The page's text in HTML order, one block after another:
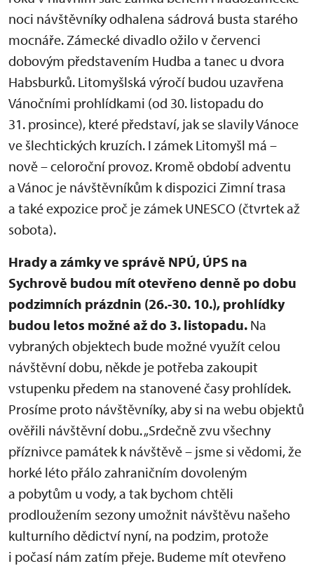
noci návštěvníky odhalena sádrová busta starého
mocnáře. Zámecké divadlo ožilo v červenci
dobovým představením Hudba a tanec u dvora
Habsburků. Litomyšlská výročí budou uzavřena
Vánočními prohlídkami (od 30. listopadu do
31. prosince), které představí, jak se slavily Vánoce
ve šlechtických kruzích. I zámek Litomyšl má –
nově – celoroční provoz. Kromě období adventu
a Vánoc je návštěvníkům k dispozici Zimní trasa
a také expozice proč je zámek UNESCO (čtvrtek až
sobota).
Hrady a zámky ve správě NPÚ, ÚPS na
Sychrově budou mít otevřeno denně po dobu
podzimních prázdnin (26.-30. 10.), prohlídky
budou letos možné až do 3. listopadu. Na
vybraných objektech bude možné využít celou
návštěvní dobu, někde je potřeba zakoupit
vstupenku předem na stanovené časy prohlídek.
Prosíme proto návštěvníky, aby si na webu objektů
ověřili návštěvní dobu. „Srdečně zvu všechny
příznivce památek k návštěvě – jsme si vědomi, že
horké léto přálo zahraničním dovoleným
a pobytům u vody, a tak bychom chtěli
prodloužením sezony umožnit návštěvu našeho
kulturního dědictví nyní, na podzim, protože
i počasí nám zatím přeje. Budeme mít otevřeno